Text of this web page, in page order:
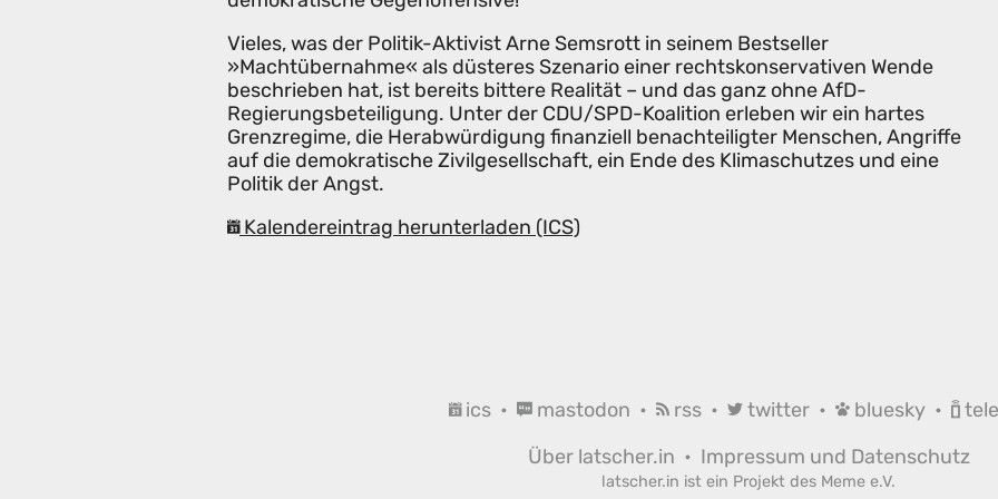
Vieles, was der Politik-Aktivist Arne Semsrott in seinem Bestseller
»Machtübernahme« als düsteres Szenario einer rechtskonservativen Wende
beschrieben hat, ist bereits bittere Realität – und das ganz ohne AfD-
Regierungsbeteiligung. Unter der CDU/SPD-Koalition erleben wir ein hartes
Grenzregime, die Herabwürdigung finanziell benachteiligter Menschen, Angriffe
auf die demokratische Zivilgesellschaft, ein Ende des Klimaschutzes und eine
Politik der Angst.
Kalendereintrag herunterladen (ICS)
ics • mastodon • rss • twitter • bluesky •
Über latscher.in • Impressum und Datenschutz
latscher.in ist ein Projekt des Meme e.V.